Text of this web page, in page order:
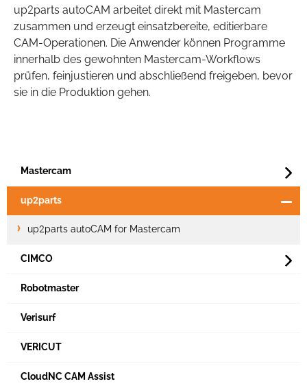
Mastercam
up2parts
up2parts autoCAM for Mastercam
CIMCO
Robotmaster
Verisurf
VERICUT
CloudNC CAM Assist
up2parts autoCAM arbeitet direkt mit Mastercam
zusammen und erzeugt einsatzbereite, editierbare
CAM-Operationen. Die Anwender können Programme
innerhalb des gewohnten Mastercam-Workflows
prüfen, feinjustieren und abschließend freigeben, bevor
sie in die Produktion gehen.